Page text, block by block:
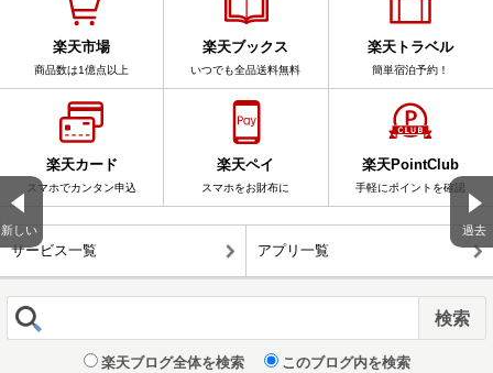
新しい 過去
楽天市場
商品数は1億点以上
楽天ブックス
いつでも全品送料無料
楽天トラベル
簡単宿泊予約！
楽天カード
スマホでカンタン申込
楽天ペイ
スマホをお財布に
楽天PointClub
手軽にポイントを確認
サービス一覧 アプリ一覧
楽天ブログ全体を検索 このブログ内を検索